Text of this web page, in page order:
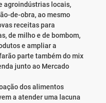
agroindústrias locais,
de-obra, ao mesmo
receitas para
de milho e de bombom,
e ampliar a
parte também do mix
junto ao Mercado
dos alimentos
a atender uma lacuna